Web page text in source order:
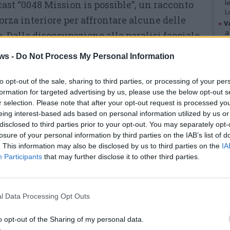
- Do Not Process My Personal Information
opt-out of the sale, sharing to third parties, or processing of your
for targeted advertising by us, please use the below opt-out
selection. Please note that after your opt-out request is processed
interest-based ads based on personal information utilized by us
to third parties prior to your opt-out. You may separately
of your personal information by third parties on the IAB’s list of
This information may also be disclosed by us to third parties on the
Participants that may further disclose it to other third parties.
Data Processing Opt Outs
opt-out of the Sharing of my personal data.
“0048 Mission is possible”, un racconto
interiore per affrontare alcune delle
Dalla disoccupazione alla paralisi facciale,
al seno arrivata dopo uno screening di
un invito concreto a non rimandare e a
e il valore della prevenzione
inatteso, durante un controllo
che Lucie sottolinea con forza: la
differenza. «Se non avessi fatto quello
un’altra storia – Lucie. Da qui
rivolto a tutte le donne: non trascurare i
corpo.
»